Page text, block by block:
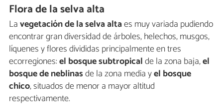
Flora de la selva alta
Lavegetación de la selva altaes muy variada pudiendo
encontrar gran diversidad de árboles, helechos, musgos,
líquenes y flores divididas principalmente en tres
ecorregiones:el bosque subtropicalde la zona baja,el
bosque de neblinasde la zona media yel bosque
chico, situados de menor a mayor altitud
respectivamente.